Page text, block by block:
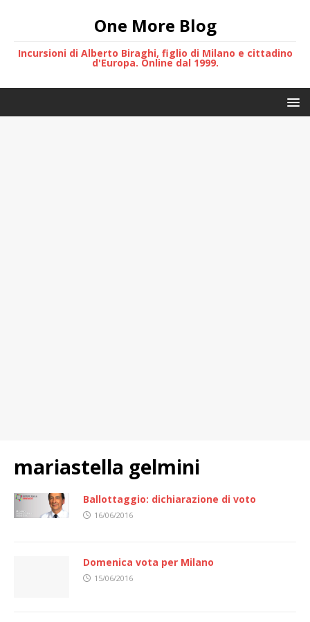
One More Blog
Incursioni di Alberto Biraghi, figlio di Milano e cittadino
d'Europa. Online dal 1999.
mariastella gelmini
Ballottaggio: dichiarazione di voto
16/06/2016
Domenica vota per Milano
15/06/2016